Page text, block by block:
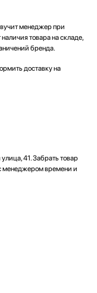
менеджер при
товара на складе,
бренда.
доставку на
41. Забрать товар
менеджером времени и